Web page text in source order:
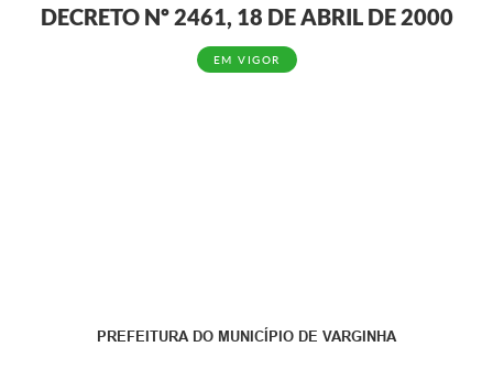
DECRETO Nº 2461, 18 DE ABRIL DE 2000
EM VIGOR
PREFEITURA DO MUNICÍPIO DE VARGINHA